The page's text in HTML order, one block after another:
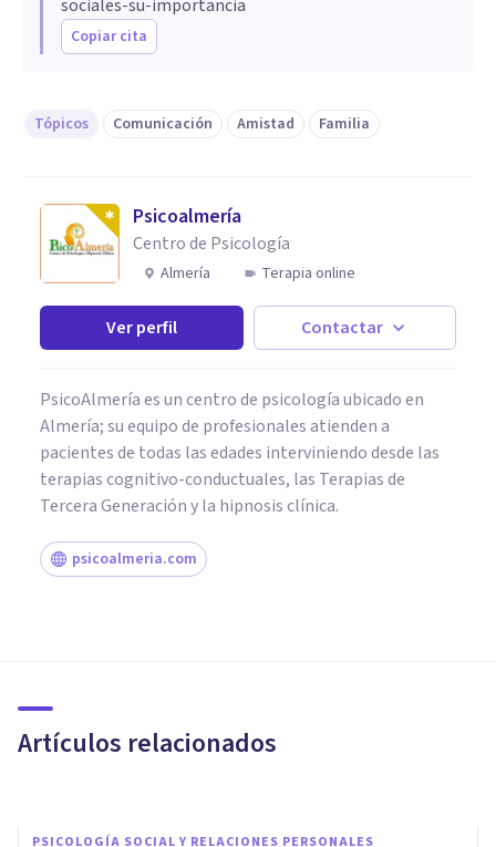
sociales-su-importancia
Copiar cita
Tópicos Comunicación Amistad Familia
Psicoalmería
Centro de Psicología
Almería Terapia online
Ver perfil Contactar
PsicoAlmería es un centro de psicología ubicado en
Almería; su equipo de profesionales atienden a
pacientes de todas las edades interviniendo desde las
terapias cognitivo-conductuales, las Terapias de
Tercera Generación y la hipnosis clínica.
psicoalmeria.com
Artículos relacionados
personales
PSICOLOGÍA SOCIAL Y RELACIONES PERSONALES